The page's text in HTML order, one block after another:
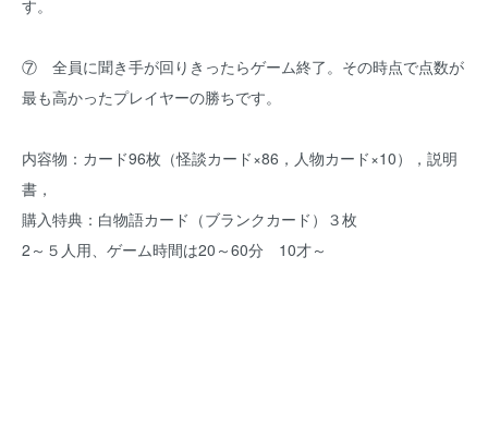
す。
⑦ 全員に聞き手が回りきったらゲーム終了。その時点で点数が
最も高かったプレイヤーの勝ちです。
内容物：カード96枚（怪談カード×86，人物カード×10），説明
書，
購入特典：白物語カード（ブランクカード）３枚
2～５人用、ゲーム時間は20～60分 10才～